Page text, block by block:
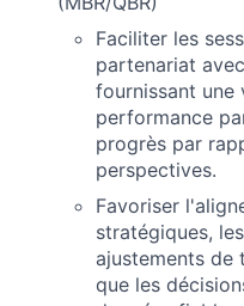
Faciliter les
partenariat
fournissant une
performance
progrès par
perspectives.
Favoriser
stratégiques,
ajustements
que les